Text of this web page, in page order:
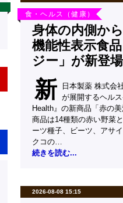
食・ヘルス（健康）
身体の内側か
機能性表示食
ジー」が新登
新
日本製薬 株式会
が展開するヘル
Health』の新商品「赤の
商品は14種類の赤い野菜
ーツ種子、ビーツ、アサ
クコの…
続きを読む...
2026-08-08 15:15